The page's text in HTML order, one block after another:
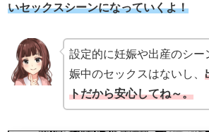
いセックスシーンになっていくよ！
設定的に妊娠や出産のシー
娠中のセックスはないし、
トだから安心してね～。